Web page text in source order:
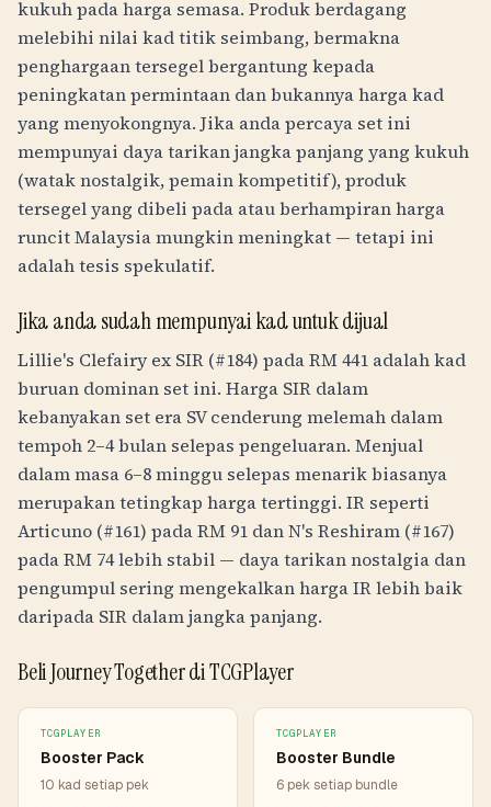
kukuh pada harga semasa. Produk berdagang
melebihi nilai kad titik seimbang, bermakna
penghargaan tersegel bergantung kepada
peningkatan permintaan dan bukannya harga kad
yang menyokongnya. Jika anda percaya set ini
mempunyai daya tarikan jangka panjang yang kukuh
(watak nostalgik, pemain kompetitif), produk
tersegel yang dibeli pada atau berhampiran harga
runcit Malaysia mungkin meningkat — tetapi ini
adalah tesis spekulatif.
Jika anda sudah mempunyai kad untuk dijual
Lillie's Clefairy ex SIR (#184) padaRM441 adalah kad
buruan dominan set ini. Harga SIR dalam
kebanyakan set era SV cenderung melemah dalam
tempoh 2–4 bulan selepas pengeluaran. Menjual
dalam masa 6–8 minggu selepas menarik biasanya
merupakan tetingkap harga tertinggi. IR seperti
Articuno (#161) padaRM 91 dan N's Reshiram (#167)
padaRM 74lebih stabil — daya tarikan nostalgia dan
pengumpul sering mengekalkan harga IR lebih baik
daripada SIR dalam jangka panjang.
Beli Journey Together di TCGPlayer
TCGPLAYER
Booster Pack
10 kad setiap pek
TCGPLAYER
Booster Bundle
6 pek setiap bundle